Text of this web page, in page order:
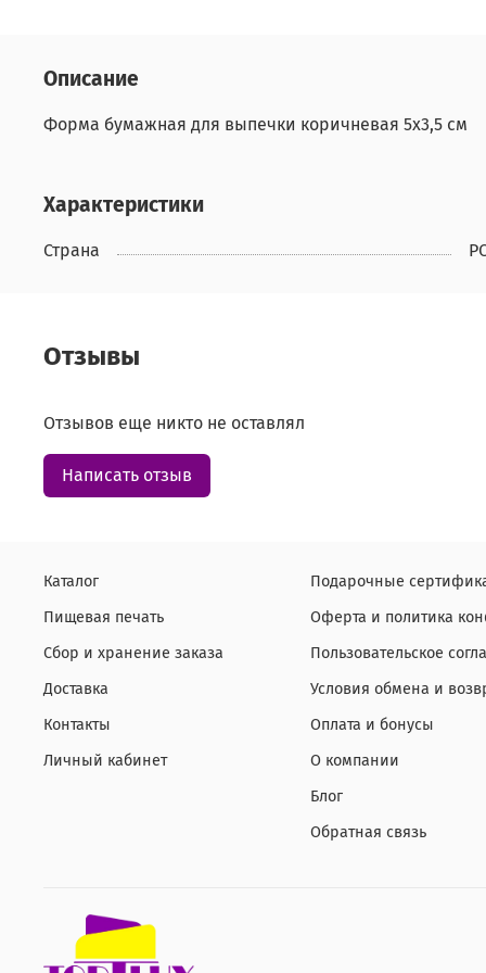
Описание
Форма бумажная для выпечки коричневая 5х3,5 см
Характеристики
Страна
Отзывы
Отзывов еще никто не оставлял
Написать отзыв
Каталог
Пищевая печать
Сбор и хранение заказа
Доставка
Контакты
Личный кабинет
Подарочные
Оферта и политика
Пользовательское
Условия обмена и
Оплата и бонусы
О компании
Блог
Обратная связь